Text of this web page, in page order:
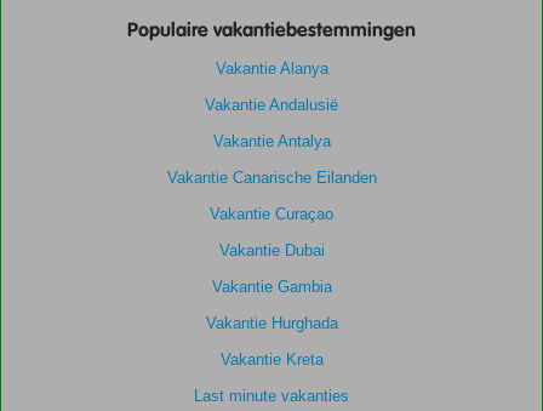
Populaire vakantiebestemmingen
Vakantie Alanya
Vakantie Andalusië
Vakantie Antalya
Vakantie Canarische Eilanden
Vakantie Curaçao
Vakantie Dubai
Vakantie Gambia
Vakantie Hurghada
Vakantie Kreta
Last minute vakanties